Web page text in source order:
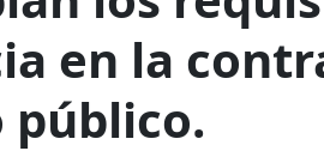
en la
público.